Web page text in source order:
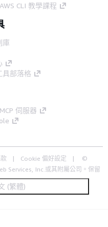
CLI 教學課程
庫
具部落格
伺服器
Cookie 偏好設定
©
Services, Inc.或其附屬公司。保留
(繁體)